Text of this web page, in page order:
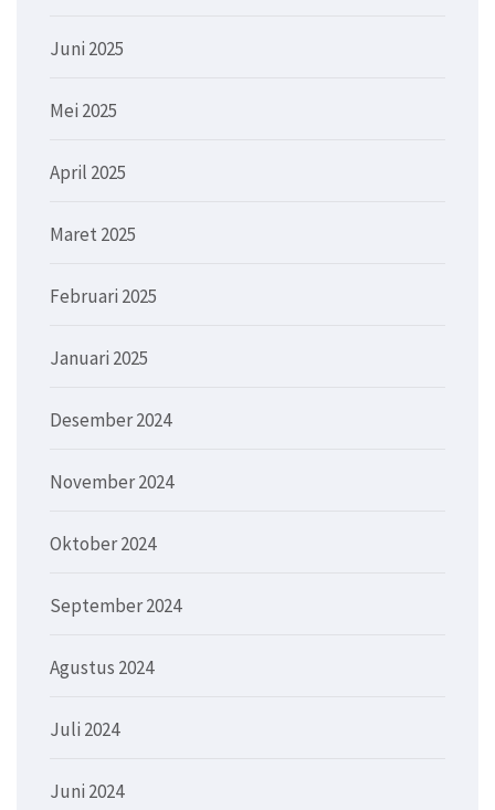
Juni 2025
Mei 2025
April 2025
Maret 2025
Februari 2025
Januari 2025
Desember 2024
November 2024
Oktober 2024
September 2024
Agustus 2024
Juli 2024
Juni 2024